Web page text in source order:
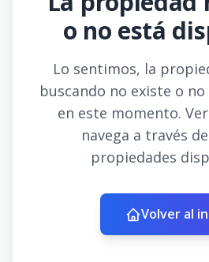
o no está
Lo sentimos, la
buscando no existe o
en este momento.
navega a través
propiedades
Volver al